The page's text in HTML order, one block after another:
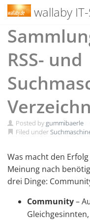
Skip
wallaby
RSS- und
Posted bygummibaerle
Filed under
Was macht den
Meinung nach
drei Dinge:
Community–